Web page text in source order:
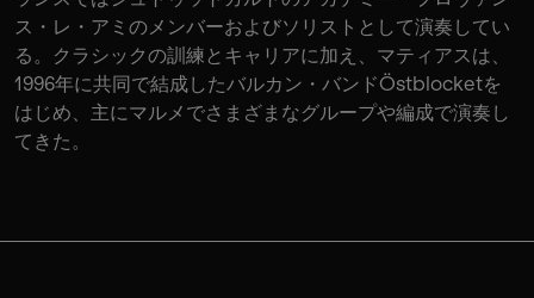
ス・レ・アミのメンバーおよびソリストとして演奏してい
る。クラシックの訓練とキャリアに加え、マティアスは、
1996年に共同で結成したバルカン・バンドÖstblocketを
はじめ、主にマルメでさまざまなグループや編成で演奏し
てきた。